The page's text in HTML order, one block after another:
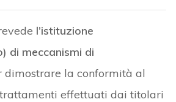
l’istituzione
di meccanismi di
dimostrare la conformità al
effettuati dai titolari